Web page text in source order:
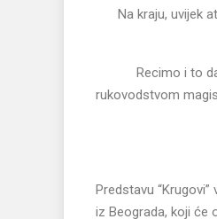
Na kraju, uvijek
Recimo i to
rukovodstvom
Predstavu
iz Beograda, koji će